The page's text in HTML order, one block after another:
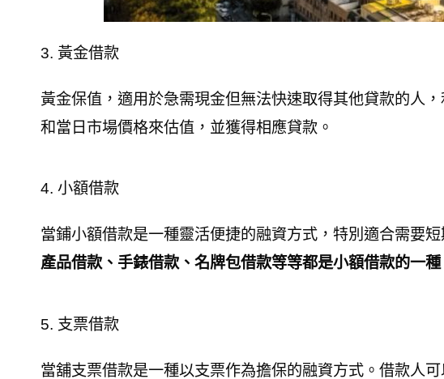
3. 黃金借款
黃金保值，適用於急需現金但無法快速取得其他貸款的人
和當日市場價格來估值，並獲得相應貸款。
4. 小額借款
當鋪小額借款是一種靈活便捷的融資方式，特別適合需要
產品借款、手錶借款、名牌包借款等等都是小額借款的一種
5. 支票借款
當舖支票借款是一種以支票作為擔保的融資方式。借款人